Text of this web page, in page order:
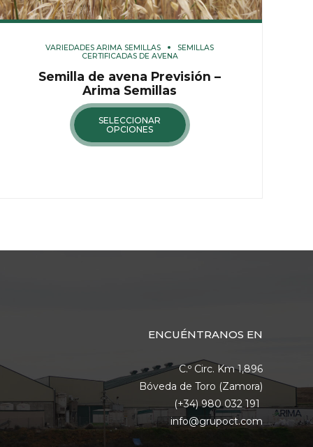
VARIEDADES ARIMA SEMILLAS
SEMILLAS
CERTIFICADAS DE AVENA
Semilla de avena Previsión –
Arima Semillas
SELECCIONAR
OPCIONES
ENCUÉNTRANOS EN
C.º Circ. Km 1,896
Bóveda de Toro (Zamora)
(+34) 980 032 191
info@grupoct.com